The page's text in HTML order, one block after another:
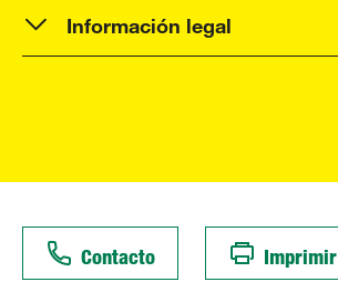
Información legal
Contacto Imprimir